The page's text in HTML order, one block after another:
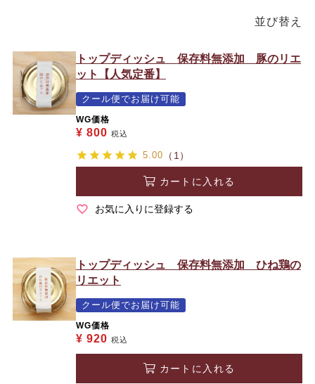
並び替え
トップディッシュ 保存料無添加 豚のリエ
ット【人気定番】
クール便でお届け可能
WG価格
¥ 800 税込
5.00 （1）
カートに入れる
お気に入りに登録する
トップディッシュ 保存料無添加 ひね鶏の
リエット
クール便でお届け可能
WG価格
¥ 920 税込
カートに入れる